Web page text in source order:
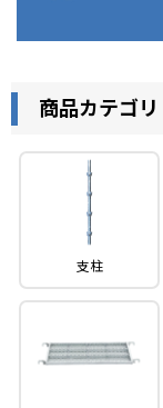
商品カテゴリ
支柱